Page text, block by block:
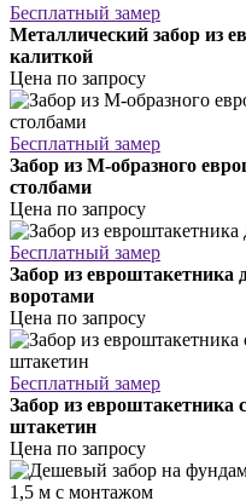
Бесплатный замер
Металлический забор из
калиткой
Цена по запросу
Бесплатный замер
Забор из М-образного
столбами
Цена по запросу
Бесплатный замер
Забор из
воротами
Цена по запросу
Бесплатный замер
Забор из евроштакетника
штакетин
Цена по запросу